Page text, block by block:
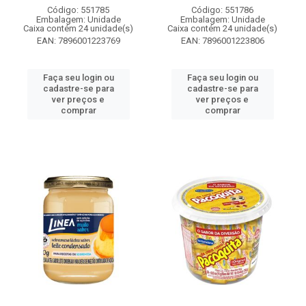
Código: 551785
Embalagem: Unidade
Caixa contém 24 unidade(s)
EAN: 7896001223769
Faça seu login ou
cadastre-se para
ver preços e
comprar
Código: 551786
Embalagem: Unidade
Caixa contém 24 unidade(s)
EAN: 7896001223806
Faça seu login ou
cadastre-se para
ver preços e
comprar